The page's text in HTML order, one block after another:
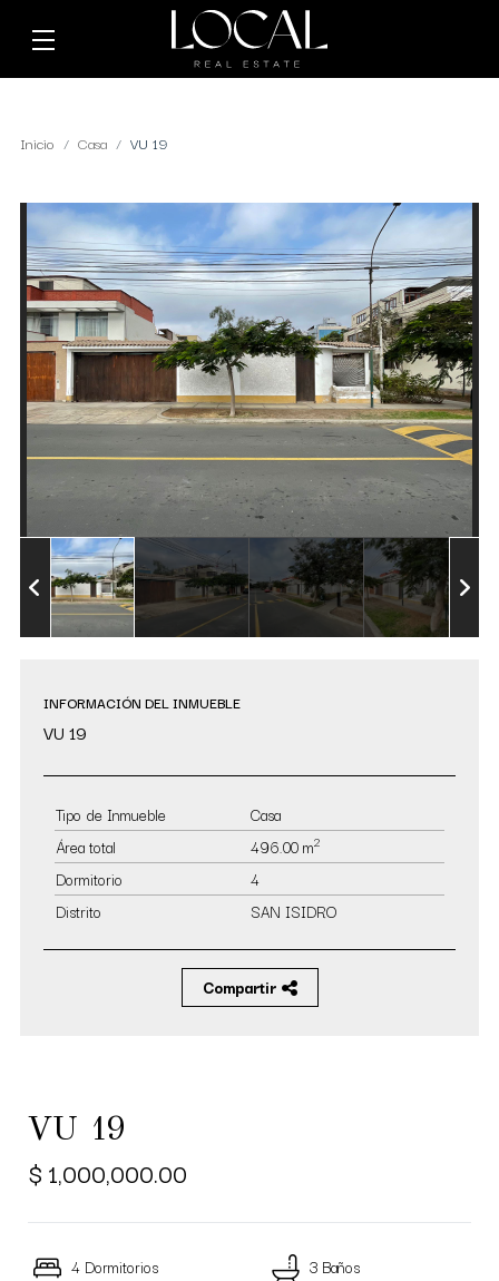
Inicio Casa VU 19
INFORMACIÓN DEL INMUEBLE
VU 19
Tipo de Inmueble
Casa
Área total
496.00 m2
Dormitorio
4
Distrito
SAN ISIDRO
Compartir
VU 19
$ 1,000,000.00
4 Dormitorios 3 Baños